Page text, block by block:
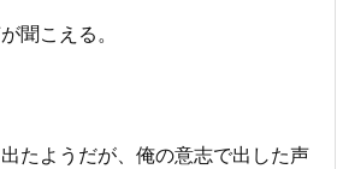
聞こえる。
たようだが、俺の意志で出した声